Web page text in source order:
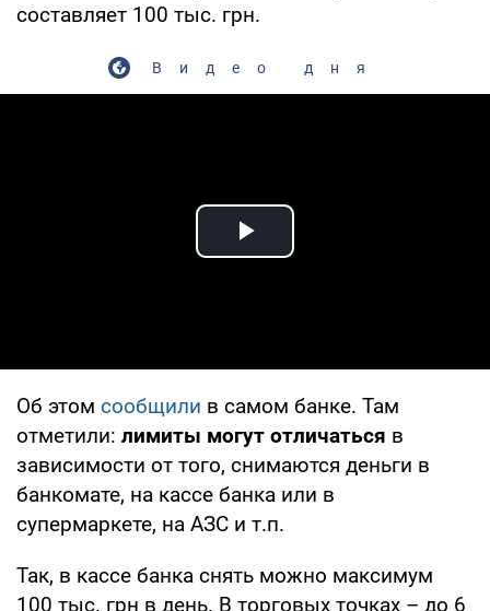
составляет 100 тыс. грн.
Видео дня
Play Video
Об этом сообщили в самом банке. Там
отметили: лимиты могут отличаться в
зависимости от того, снимаются деньги в
банкомате, на кассе банка или в
супермаркете, на АЗС и т.п.
Так, в кассе банка снять можно максимум
100 тыс. грн в день. В торговых точках – до 6